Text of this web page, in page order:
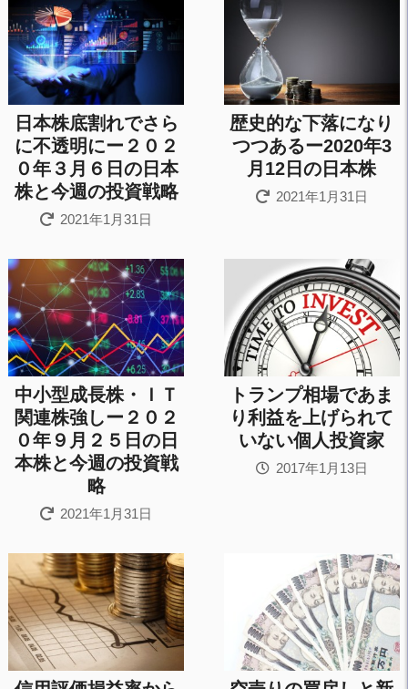
日本株底割れでさら
に不透明にー２０２
０年３月６日の日本
株と今週の投資戦略
2021年1月31日
歴史的な下落になり
つつあるー2020年3
月12日の日本株
2021年1月31日
中小型成長株・ＩＴ
関連株強しー２０２
０年９月２５日の日
本株と今週の投資戦
略
2021年1月31日
トランプ相場であま
り利益を上げられて
いない個人投資家
2017年1月13日